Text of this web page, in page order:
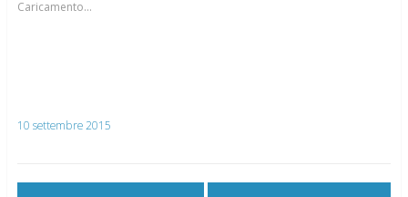
Caricamento...
10 settembre 2015